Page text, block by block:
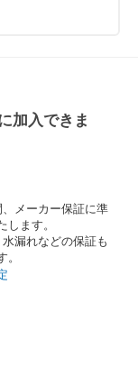
加入できま
メーカー保証に準
します。
漏れなどの保証も